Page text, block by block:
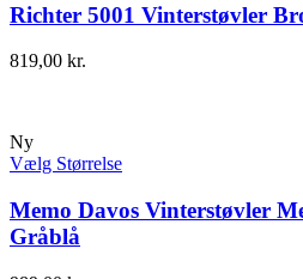
Richter 5001 Vinterstøvler
819,00 kr.
Ny
Vælg Størrelse
Memo Davos Vinterstøvler
Gråblå